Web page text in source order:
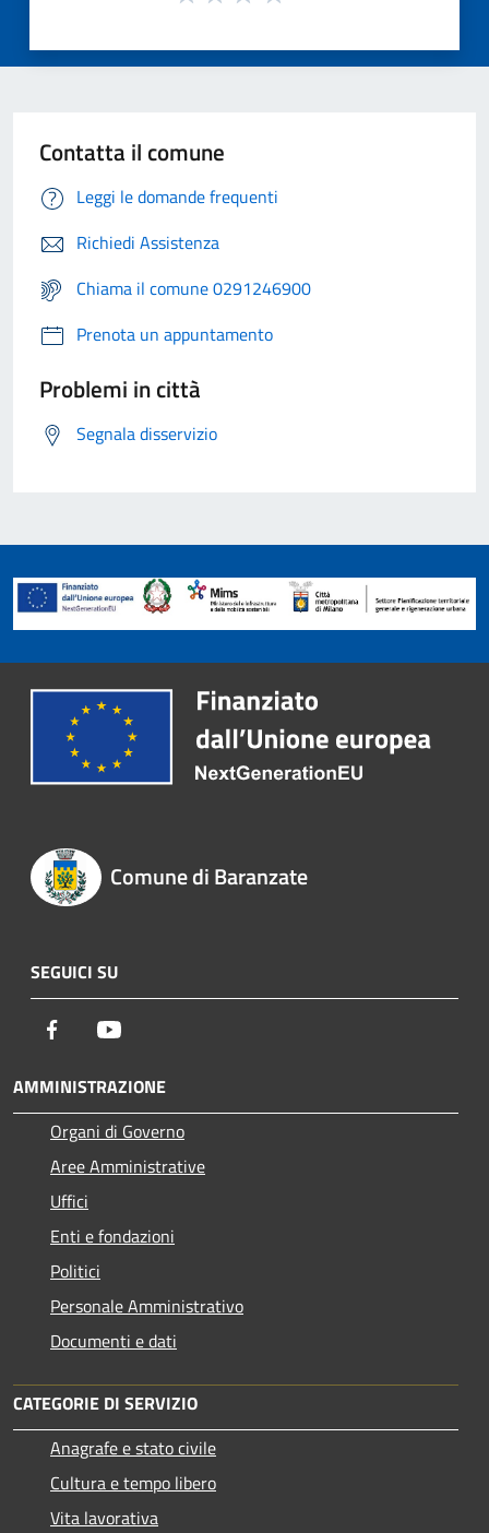
Contatta il comune
Leggi le domande frequenti
Richiedi Assistenza
Chiama il comune 0291246900
Prenota un appuntamento
Problemi in città
Segnala disservizio
Comune di Baranzate
SEGUICI SU
Facebook
AMMINISTRAZIONE
Organi di Governo
Aree Amministrative
Uffici
Enti e fondazioni
Politici
Personale Amministrativo
Documenti e dati
CATEGORIE DI SERVIZIO
Anagrafe e stato civile
Cultura e tempo libero
Vita lavorativa